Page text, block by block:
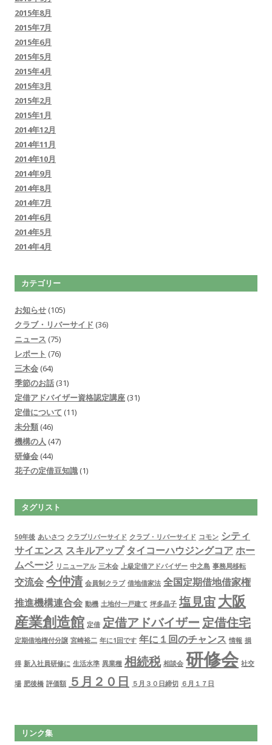
2015年8月
2015年7月
2015年6月
2015年5月
2015年4月
2015年3月
2015年2月
2015年1月
2014年12月
2014年11月
2014年10月
2014年9月
2014年8月
2014年7月
2014年6月
2014年5月
2014年4月
カテゴリー
お知らせ (105)
クラブ・リバーサイド (36)
ニュース (75)
レポート (76)
三木会 (64)
季節のお話 (31)
定借アドバイザー資格認定講座 (31)
定借について (11)
未分類 (46)
機構の人 (47)
研修会 (44)
花子の定借豆知識 (1)
タグリスト
50年後 あいさつ クラブリバーサイド クラブ・リバーサイド コモン シティ
サイエンス スキルアップ タイコーハウジングコアホー
ムページ リニューアル 三木会 上級定借アドバイザー 中之島 事務局移転
交流会今仲清 会員制クラブ 借地借家法 全国定期借地借家権
推進機構連合会 動機 土地付一戸建て 坪多晶子 塩見宙大阪
産業創造館 定借 定借アドバイザー 定借住宅
定期借地権付分譲 宮崎裕二 年に1回です 年に１回のチャンス 情報 損
得 新入社員研修に 生活水準 異業種 相続税 相談会 研修会 社交
場 肥後橋 評価額 ５月２０日 ５月３０日締切 ６月１７日
リンク集